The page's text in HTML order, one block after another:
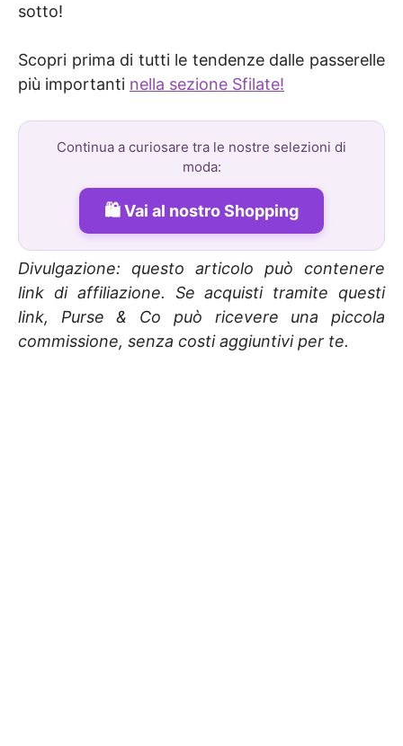
sotto!
Scopri prima di tutti le tendenze dalle passerelle
più importanti nella sezione Sfilate!
Continua a curiosare tra le nostre selezioni di
moda:
Vai al nostro Shopping
Divulgazione: questo articolo può contenere
link di affiliazione. Se acquisti tramite questi
link, Purse & Co può ricevere una piccola
commissione, senza costi aggiuntivi per te.